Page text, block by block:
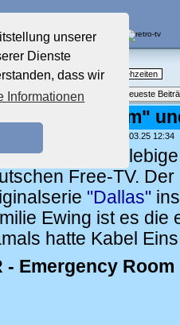
unserer
Dienste
dass wir
Informationen
an gute, alte Fernsehzeiten
• Neues Thema Neueste
Room"
von: , 04.03.25 12:34
überaus
Free-TV.
"Dallas"
Ewing ist es die
hatte Kabel
- Emergency Room